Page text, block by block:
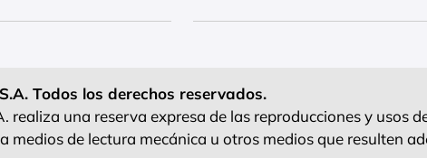
Todos los derechos reservados.
realiza una reserva expresa de las reproducciones y usos
medios de lectura mecánica u otros medios que resulten